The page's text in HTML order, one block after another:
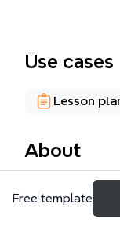
Use cases
Lesson
About
El curso
para
Free template